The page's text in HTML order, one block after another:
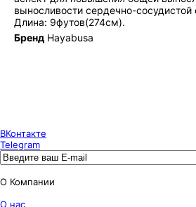
выносливости сердечно-
Длина: 9футов(274см).
Бренд Hayabusa
ВКонтакте
Telegram
О Компании
О нас